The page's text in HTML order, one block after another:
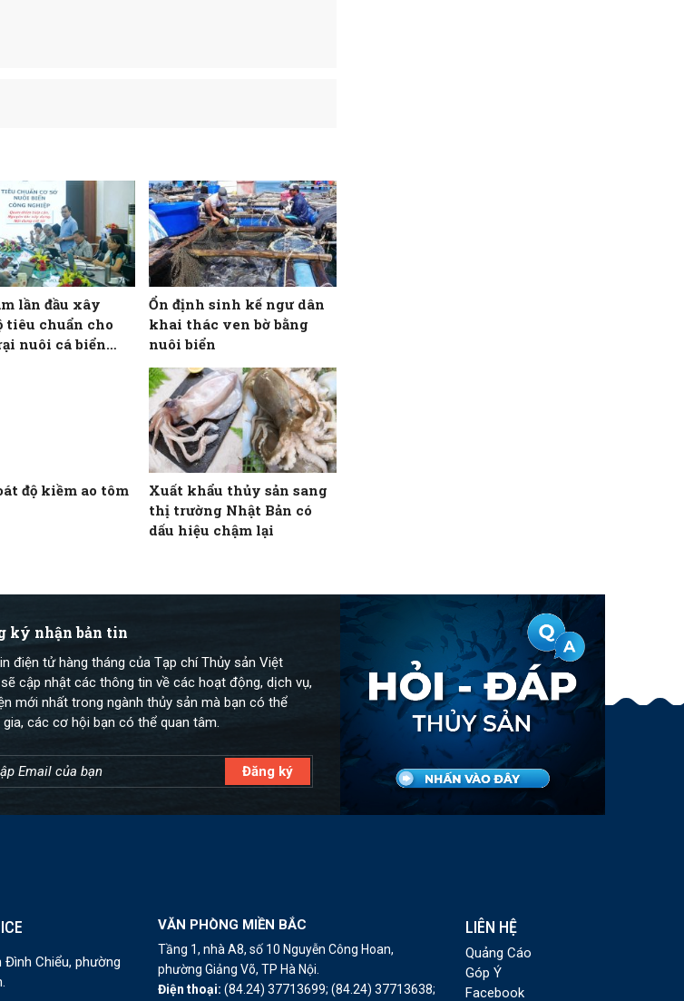
lần đầu xây
tiêu chuẩn cho
nuôi cá biển
Ổn định sinh kế ngư dân
khai thác ven bờ bằng
nuôi biển
độ kiềm ao tôm
Xuất khẩu thủy sản sang
thị trường Nhật Bản có
dấu hiệu chậm lại
ký nhận bản tin
điện tử hàng tháng của Tạp chí Thủy sản Việt
cập nhật các thông tin về các hoạt động, dịch vụ,
mới nhất trong ngành thủy sản mà bạn có thể
các cơ hội bạn có thể quan tâm.
Đình Chiểu, phường
VĂN PHÒNG MIỀN BẮC
Tầng 1, nhà A8, số 10 Nguyễn Công Hoan,
phường Giảng Võ, TP Hà Nội.
Điện thoại:(84.24) 37713699;(84.24) 37713638;
LIÊN HỆ
Quảng Cáo
Góp Ý
Facebook